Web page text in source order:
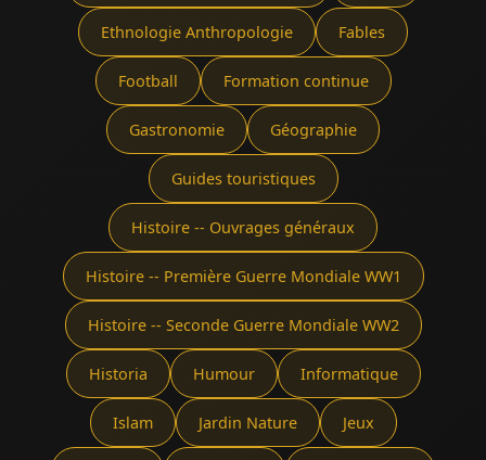
Ethnologie Anthropologie Fables
Football Formation continue
Gastronomie Géographie
Guides touristiques
Histoire -- Ouvrages généraux
Histoire -- Première Guerre Mondiale WW1
Histoire -- Seconde Guerre Mondiale WW2
Historia Humour Informatique
Islam Jardin Nature Jeux